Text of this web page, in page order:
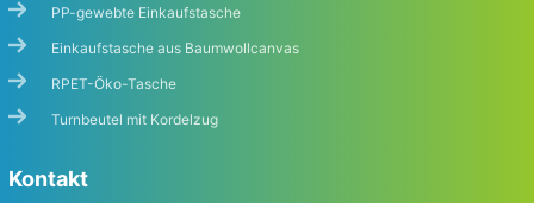
PP-gewebte Einkaufstasche
Einkaufstasche aus Baumwollcanvas
RPET-Öko-Tasche
Turnbeutel mit Kordelzug
Kontakt